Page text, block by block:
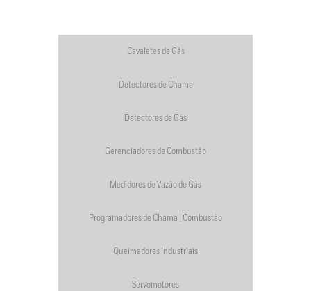
Cavaletes de Gás
Detectores de Chama
Detectores de Gás
Gerenciadores de Combustão
Medidores de Vazão de Gás
Programadores de Chama | Combustão
Queimadores Industriais
Servomotores